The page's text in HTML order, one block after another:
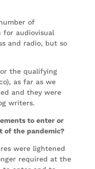
of
for audiovisual
and radio, but so
the qualifying
as far as we
and they were
writers.
to enter or
of the pandemic?
were lightened
required at the